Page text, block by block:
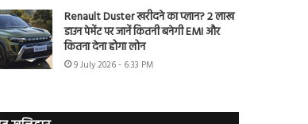
Renault Duster खरीदने का प्लान? 2 लाख
डाउन पेमेंट पर जानें कितनी बनेगी EMI और
कितना देना होगा लोन
9 July 2026 - 6:33 PM